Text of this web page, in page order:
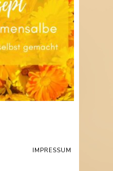
IMPRESSUM